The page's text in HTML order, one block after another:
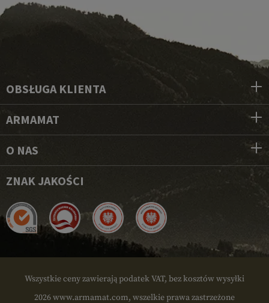
OBSŁUGA KLIENTA
ARMAMAT
O NAS
ZNAK JAKOŚCI
Wszystkie ceny zawierają podatek VAT, bez kosztów wysyłki
2026 www.armamat.com, wszelkie prawa zastrzeżone